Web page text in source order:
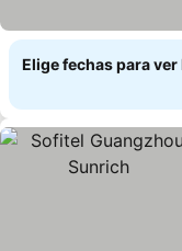
Elige fechas para